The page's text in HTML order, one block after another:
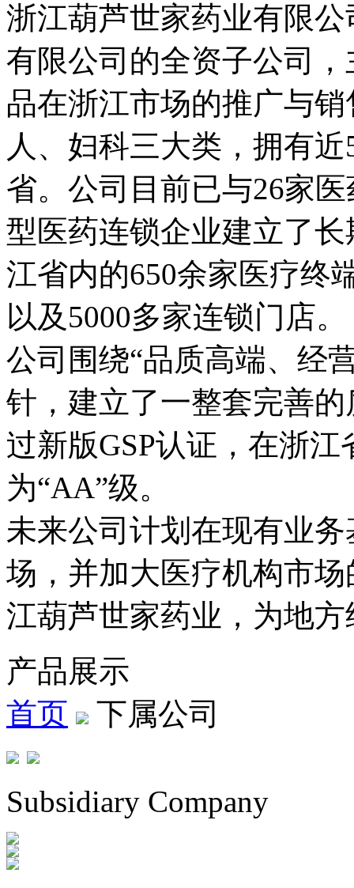
浙江葫芦世家药业有限
有限公司的全资子公司
品在浙江市场的推广与
人、妇科三大类，拥有
省。公司目前已与26家
型医药连锁企业建立了
江省内的650余家医疗终
以及5000多家连锁门店。
公司围绕“品质高端、经
针，建立了一整套完善
过新版GSP认证，在浙
为“AA”级。
未来公司计划在现有业
场，并加大医疗机构市
江葫芦世家药业，为地
产品展示
首页
下属公司
Subsidiary Company